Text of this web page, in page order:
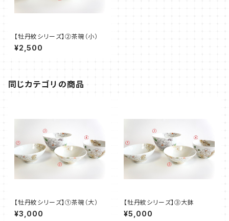
【牡丹紋シリーズ】②茶碗（小）
¥2,500
同じカテゴリの商品
【牡丹紋シリーズ】①茶碗（大）
¥3,000
【牡丹紋シリーズ】③大鉢
¥5,000